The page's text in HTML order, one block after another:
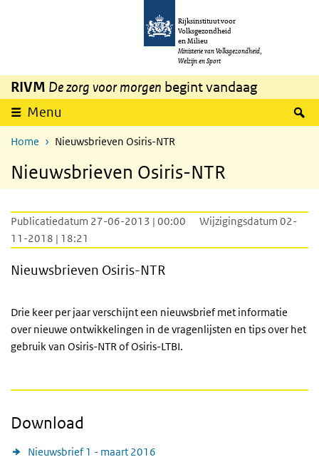
Overslaan en naar de inhoud gaan
Rijksinstituut voor
Volksgezondheid
en Milieu
Ministerie van Volksgezondheid,
Welzijn en Sport
RIVM De zorg voor morgen begint vandaag
Menu
Home Nieuwsbrieven Osiris-NTR
Nieuwsbrieven Osiris-NTR
Publicatiedatum 27-06-2013 | 00:00
Wijzigingsdatum 02-
11-2018 | 18:21
Nieuwsbrieven Osiris-NTR
Drie keer per jaar verschijnt een nieuwsbrief met informatie
over nieuwe ontwikkelingen in de vragenlijsten en tips over het
gebruik van Osiris-NTR of Osiris-LTBI.
Download
Nieuwsbrief 1 - maart 2016